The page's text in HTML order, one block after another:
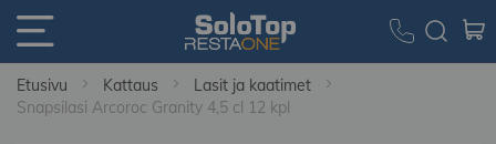
Etusivu Kattaus
Lasit ja kaatimet
Snapsilasi Arcoroc Granity 4,5 cl 12 kpl